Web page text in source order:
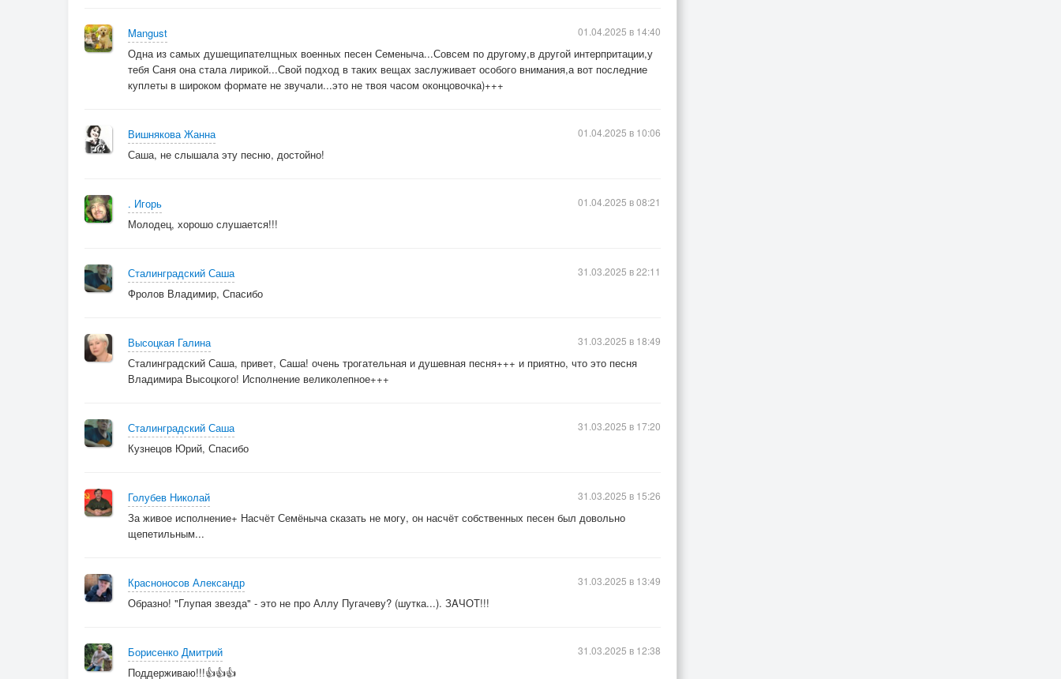
Mangust
Одна из самых душещипателщных военных песен Семеныча...Совсем по другому,в другой интерпритации,у
тебя Саня она стала лирикой...Свой подход в таких вещах заслуживает особого внимания,а вот последние
куплеты в широком формате не звучали...это не твоя часом оконцовочка)+++
01.04.2025 в 14:40
Вишнякова Жанна
Саша, не слышала эту песню, достойно!
01.04.2025 в 10:06
. Игорь
Молодец, хорошо слушается!!!
01.04.2025 в 08:21
Сталинградский Саша
Фролов Владимир, Спасибо
31.03.2025 в 22:11
Высоцкая Галина
Сталинградский Саша, привет, Саша! очень трогательная и душевная песня+++ и приятно, что это песня
Владимира Высоцкого! Исполнение великолепное+++
31.03.2025 в 18:49
Сталинградский Саша
Кузнецов Юрий, Спасибо
31.03.2025 в 17:20
Голубев Николай
За живое исполнение+ Насчёт Семёныча сказать не могу, он насчёт собственных песен был довольно
щепетильным...
31.03.2025 в 15:26
Красноносов Александр
Образно! "Глупая звезда" - это не про Аллу Пугачеву? (шутка...). ЗAЧОТ!!!
31.03.2025 в 13:49
Борисенко Дмитрий
Поддерживаю!!!👍👍👍
31.03.2025 в 12:38